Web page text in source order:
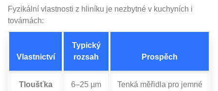
Fyzikální vlastnosti z hliníku je nezbytné v kuchyních i
továrnách:
Vlastnictví
Typický
rozsah
Prospěch
Tloušťka 6–25 µm
Tenká měřidla pro jemné